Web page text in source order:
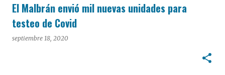
El Malbrán envió mil nuevas unidades para
testeo de Covid
septiembre 18, 2020